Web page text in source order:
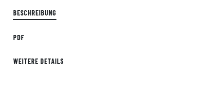
BESCHREIBUNG
PDF
WEITERE DETAILS